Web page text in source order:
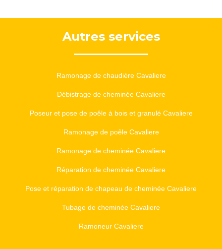
Autres services
Ramonage de chaudière Cavaliere
Débistrage de cheminée Cavaliere
Poseur et pose de poêle à bois et granulé Cavaliere
Ramonage de poêle Cavaliere
Ramonage de cheminée Cavaliere
Réparation de cheminée Cavaliere
Pose et réparation de chapeau de cheminée Cavaliere
Tubage de cheminée Cavaliere
Ramoneur Cavaliere